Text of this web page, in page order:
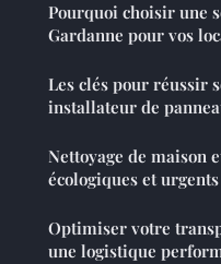
Pourquoi choisir une
Gardanne pour vos
Les clés pour réussir
installateur de
Nettoyage de maison
écologiques et urgents
Optimiser votre
une logistique